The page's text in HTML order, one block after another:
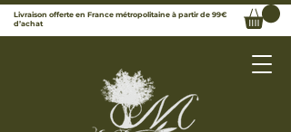
Livraison offerte en France métropolitaine à partir de 99€
d’achat